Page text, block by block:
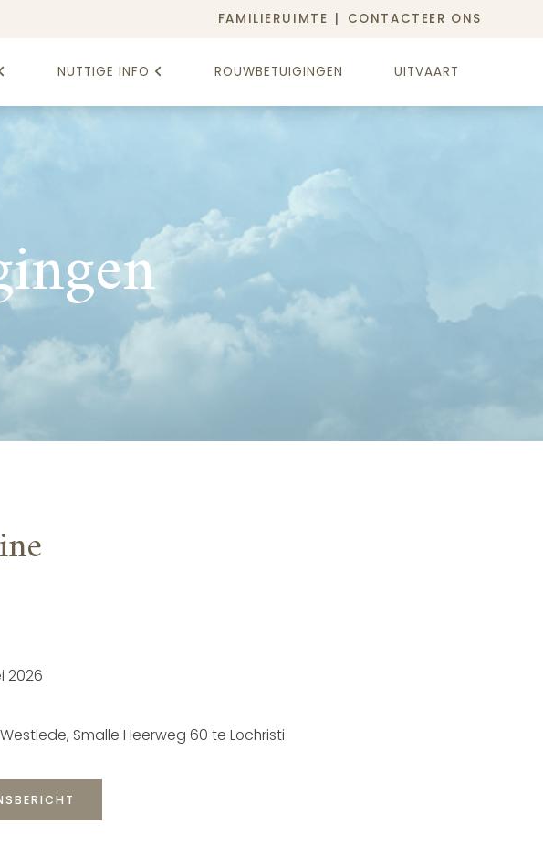
FAMILIERUIMTE CONTACTEER ONS
NUTTIGE INFO ROUWBETUIGINGEN UITVAART
2026
Smalle Heerweg 60 te Lochristi